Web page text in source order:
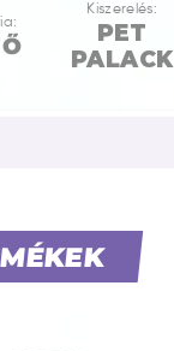
Kiszerelés:
PET
PALACK